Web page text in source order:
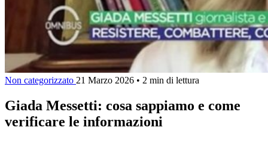
Non categorizzato 21 Marzo 2026 • 2 min di lettura
Giada Messetti: cosa sappiamo e come
verificare le informazioni